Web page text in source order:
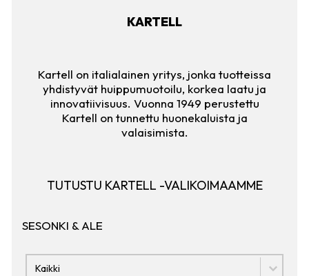
KARTELL
Kartell on italialainen yritys, jonka tuotteissa
yhdistyvät huippumuotoilu, korkea laatu ja
innovatiivisuus. Vuonna 1949 perustettu
Kartell on tunnettu huonekaluista ja
valaisimista.
TUTUSTU KARTELL -VALIKOIMAAMME
SESONKI & ALE
SESONKI & ALE
SESONKI & ALE